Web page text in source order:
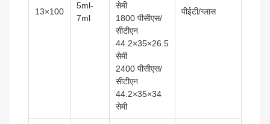
13×100
5ml-
7ml
सेमी
1800 पीसीएस/
सीटीएन
44.2×35×26.5
सेमी
2400 पीसीएस/
सीटीएन
44.2×35×34
सेमी
पीईटी/ग्लास